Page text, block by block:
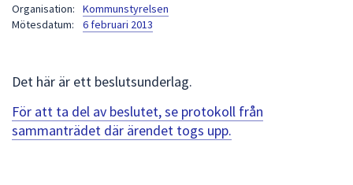
för
att
navigera
Organisation:
Kommunstyrelsen
Mötesdatum:
6 februari 2013
Det här är ett beslutsunderlag.
För att ta del av beslutet, se protokoll från
sammanträdet där ärendet togs upp.